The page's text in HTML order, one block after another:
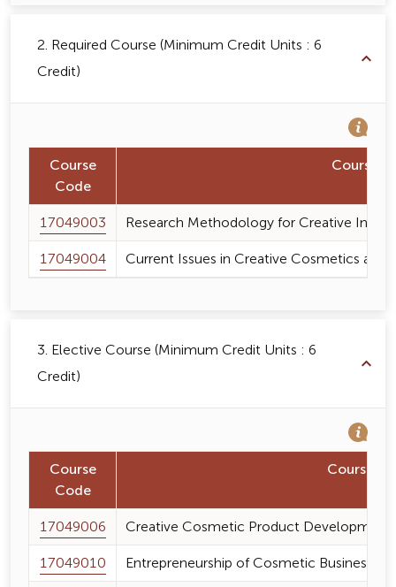
2. Required Course (Minimum Credit Units : 6
Credit)
Course
Code
Course
17049003
Research Methodology for Creative
17049004
Current Issues in Creative Cosmetics and
3. Elective Course (Minimum Credit Units : 6
Credit)
Course
Code
Course
17049006
Creative Cosmetic Product Development
17049010
Entrepreneurship of Cosmetic Business